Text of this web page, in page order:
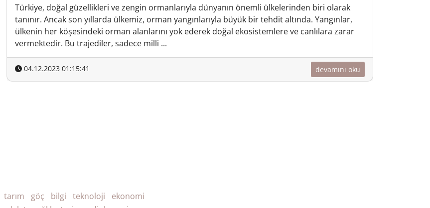
Türkiye, doğal güzellikleri ve zengin ormanlarıyla dünyanın önemli ülkelerinden biri olarak
tanınır. Ancak son yıllarda ülkemiz, orman yangınlarıyla büyük bir tehdit altında. Yangınlar,
ülkenin her köşesindeki orman alanlarını yok ederek doğal ekosistemlere ve canlılara zarar
vermektedir. Bu trajediler, sadece milli ...
04.12.2023 01:15:41 devamını oku
tarım göç bilgi teknoloji
ekonomi